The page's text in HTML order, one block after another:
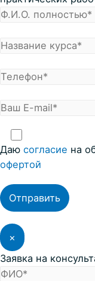
Даю согласие на
офертой
×
Заявка на